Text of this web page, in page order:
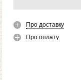
Про доставку
Про оплату